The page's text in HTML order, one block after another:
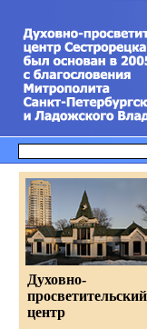
Духовно-
просветительский
центр